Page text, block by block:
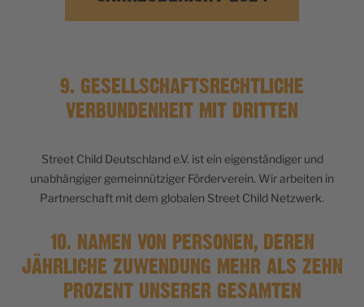
9. GESELLSCHAFTSRECHTLICHE
VERBUNDENHEIT MIT DRITTEN
Street Child Deutschland e.V. ist ein eigenständiger und
unabhängiger gemeinnütziger Förderverein. Wir arbeiten in
Partnerschaft mit dem globalen Street Child Netzwerk.
10. NAMEN VON PERSONEN, DEREN
JÄHRLICHE ZUWENDUNG MEHR ALS ZEHN
PROZENT UNSERER GESAMTEN